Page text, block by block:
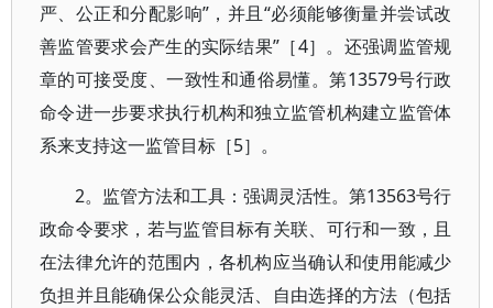
严、公正和分配影响”，并且“必须能够衡量并尝试改
善监管要求会产生的实际结果”［4］。还强调监管规
章的可接受度、一致性和通俗易懂。第13579号行政
命令进一步要求执行机构和独立监管机构建立监管体
系来支持这一监管目标［5］。
2。监管方法和工具：强调灵活性。第13563号行
政命令要求，若与监管目标有关联、可行和一致，且
在法律允许的范围内，各机构应当确认和使用能减少
负担并且能确保公众能灵活、自由选择的方法（包括